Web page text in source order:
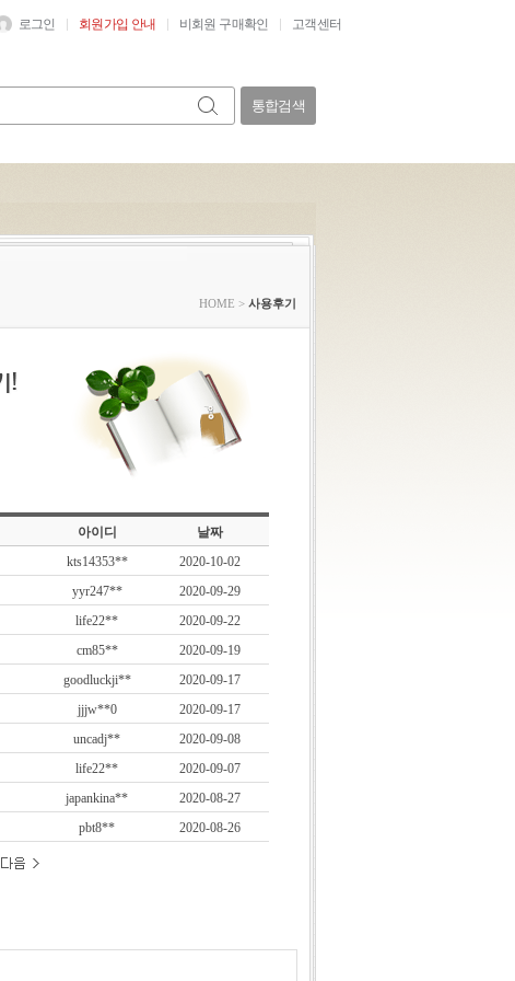
로그인 회원가입 안내 비회원 구매확인 고객센터
통합검색
HOME > 사용후기
아이디
날짜
kts14353**
2020-10-02
yyr247**
2020-09-29
life22**
2020-09-22
cm85**
2020-09-19
goodluckji**
2020-09-17
jjjw**0
2020-09-17
uncadj**
2020-09-08
life22**
2020-09-07
japankina**
2020-08-27
pbt8** 2020-08-26